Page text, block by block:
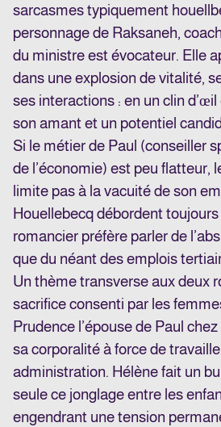
sarcasmes typiquement
personnage de Raksaneh,
du ministre est évocateur. Elle
dans une explosion de vitalité,
ses interactions : en un clin
son amant et un potentiel
Si le métier de Paul (conseiller
de l’économie) est peu flatteur,
limite pas à la vacuité de son
Houellebecq débordent
romancier préfère parler de
que du néant des emplois
Un thème transverse aux deux
sacrifice consenti par les
Prudence l’épouse de Paul
sa corporalité à force de
administration. Hélène fait un
seule ce jonglage entre les
engendrant une tension